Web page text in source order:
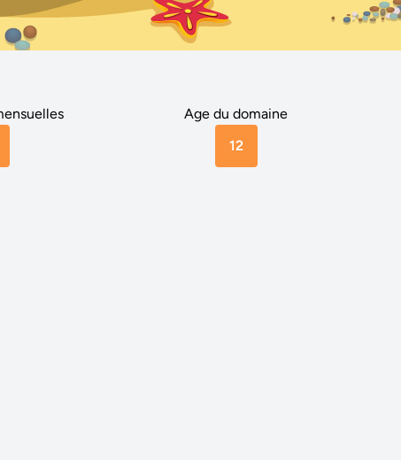
Age du domaine
12